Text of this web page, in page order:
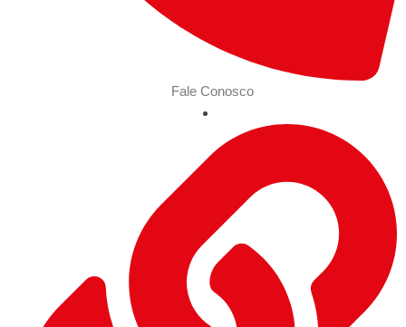
Fale Conosco